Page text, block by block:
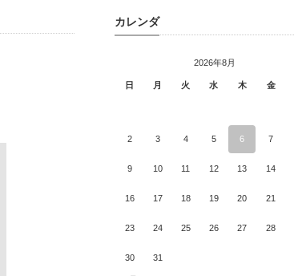
カレンダ
2026年8月
日 月 火 水 木 金
2 3 4 5 6 7
9 10 11 12 13 14
16 17 18 19 20 21
23 24 25 26 27 28
30 31